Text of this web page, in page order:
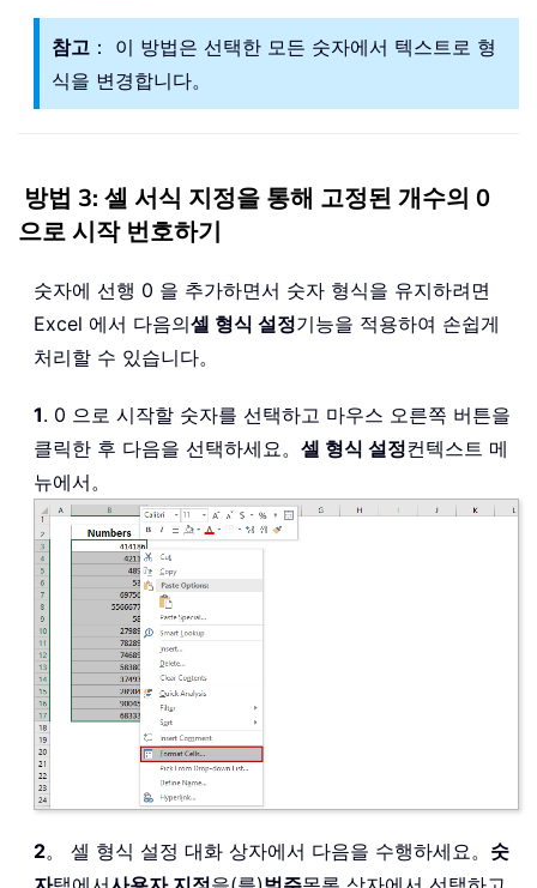
참고 ： 이 방법은 선택한 모든 숫자에서 텍스트로 형
식을 변경합니다。
방법 3: 셀 서식 지정을 통해 고정된 개수의 0
으로 시작 번호하기
숫자에 선행 0 을 추가하면서 숫자 형식을 유지하려면
Excel 에서 다음의셀 형식 설정기능을 적용하여 손쉽게
처리할 수 있습니다。
1. 0 으로 시작할 숫자를 선택하고 마우스 오른쪽 버튼을
클릭한 후 다음을 선택하세요。 셀 형식 설정컨텍스트 메
뉴에서。
2。 셀 형식 설정 대화 상자에서 다음을 수행하세요。 숫